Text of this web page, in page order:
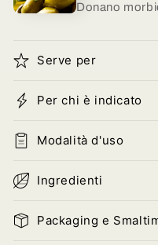
Donano
Serve per
Per chi è indicato
Modalità d'uso
Ingredienti
Packaging e